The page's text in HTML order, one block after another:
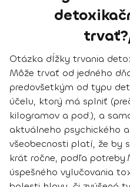
Otázka dĺžky trvania
Môže trvať od jedného
predovšetkým od typu
účelu, ktorý má splniť
kilogramov a pod.), a
aktuálneho psychického
všeobecnosti platí, že by
krát ročne, podľa potreby.
úspešného vylučovania